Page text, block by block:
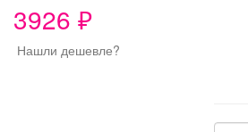
3926 ₽
Нашли дешевле?